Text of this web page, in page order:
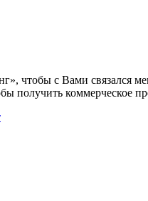
чтобы с Вами связался
получить коммерческое